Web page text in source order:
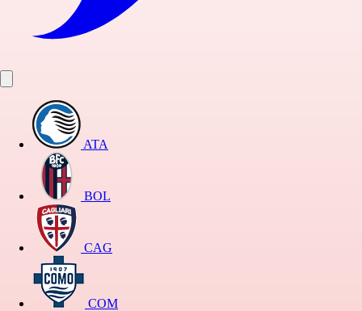
ATA
BOL
CAG
COM